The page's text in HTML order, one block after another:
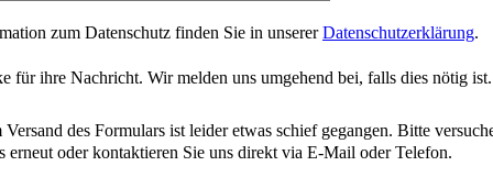
zum Datenschutz finden Sie in unsererDatenschutzerklärung.
für ihre Nachricht. Wir melden uns umgehend bei, falls dies nötig ist.
Versand des Formulars ist leider etwas schief gegangen. Bitte
erneut oder kontaktieren Sie uns direkt via E-Mail oder Telefon.